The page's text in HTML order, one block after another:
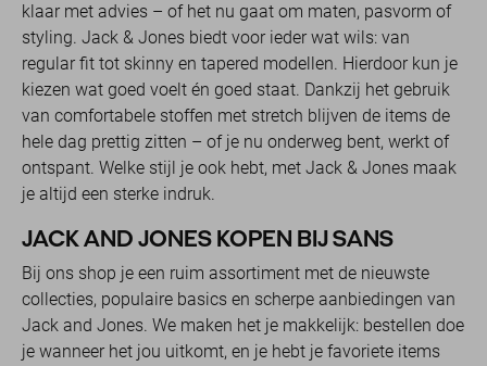
klaar met advies – of het nu gaat om maten, pasvorm of
styling. Jack & Jones biedt voor ieder wat wils: van
regular fit tot skinny en tapered modellen. Hierdoor kun je
kiezen wat goed voelt én goed staat. Dankzij het gebruik
van comfortabele stoffen met stretch blijven de items de
hele dag prettig zitten – of je nu onderweg bent, werkt of
ontspant. Welke stijl je ook hebt, met Jack & Jones maak
je altijd een sterke indruk.
JACK AND JONES KOPEN BIJ SANS
Bij ons shop je een ruim assortiment met de nieuwste
collecties, populaire basics en scherpe aanbiedingen van
Jack and Jones. We maken het je makkelijk: bestellen doe
je wanneer het jou uitkomt, en je hebt je favoriete items